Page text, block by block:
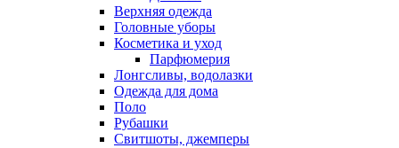
Верхняя одежда
Головные уборы
Косметика и уход
Парфюмерия
Лонгсливы, водолазки
Одежда для дома
Поло
Рубашки
Свитшоты, джемперы